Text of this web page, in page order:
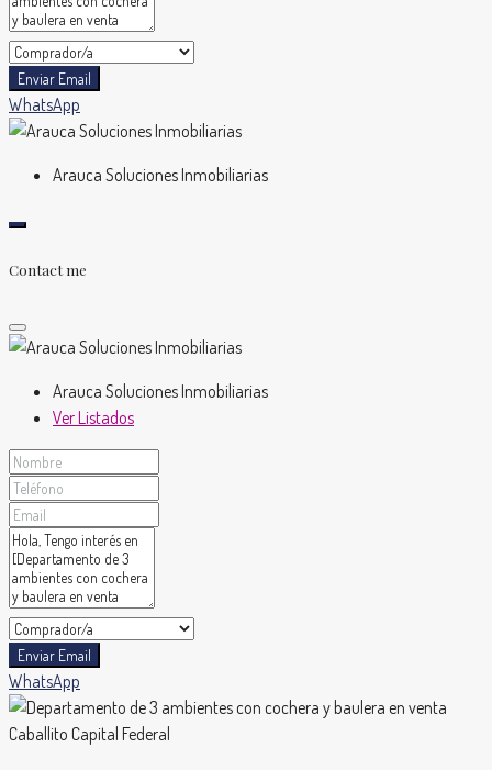
Enviar Email
WhatsApp
Arauca Soluciones Inmobiliarias
Contact me
Arauca Soluciones Inmobiliarias
Ver Listados
Enviar Email
WhatsApp